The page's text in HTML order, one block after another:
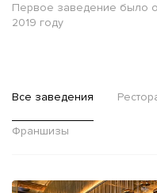
Первое заведение было
2019 году
Все заведения
Франшизы